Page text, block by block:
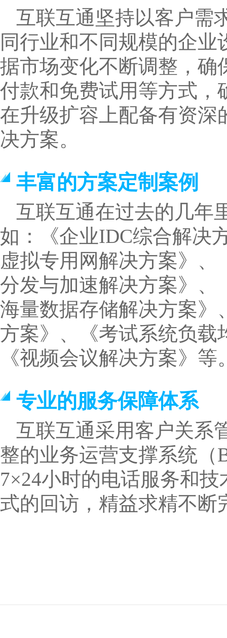
互联互通坚持以客户需
同行业和不同规模的企
据市场变化不断调整，确
付款和免费试用等方式，
在升级扩容上配备有资深
决方案。
丰富的方案定制案例
互联互通在过去的几年
如：《企业IDC综合解决
虚拟专用网解决方案》
分发与加速解决方案》、
海量数据存储解决方案》
方案》、《考试系统负载
《视频会议解决方案》等
专业的服务保障体系
互联互通采用客户关系
整的业务运营支撑系统（
7×24小时的电话服务和
式的回访，精益求精不断